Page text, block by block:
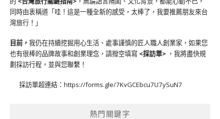
同時由衷稱道「哇！這是一種全新的感受，太棒了，我要推薦朋友來台
灣旅行！」
目前， 我仍在持續挖掘用心生活、處事謹慎的匠人職人創業家，如果您
也有很棒的品牌故事和創業理念，請撥空填寫 <採訪單> ，我將盡快規
劃採訪行程，並與您聯繫！
採訪單超連結： https://forms.gle/7KvGCEbcu7U7ySuN7
熱門關鍵字